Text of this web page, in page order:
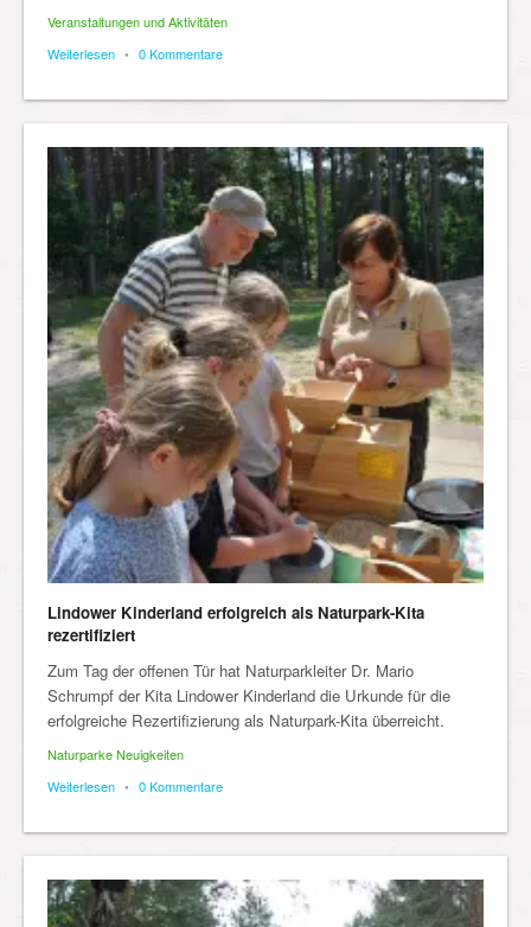
Veranstaltungen und Aktivitäten
Weiterlesen • 0 Kommentare
Lindower Kinderland erfolgreich als Naturpark-Kita
rezertifiziert
Zum Tag der offenen Tür hat Naturparkleiter Dr. Mario
Schrumpf der Kita Lindower Kinderland die Urkunde für die
erfolgreiche Rezertifizierung als Naturpark-Kita überreicht.
Naturparke Neuigkeiten
Weiterlesen • 0 Kommentare